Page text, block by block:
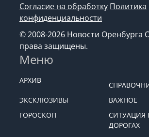
Согласие на обработку Политика
конфиденциальности
© 2008-2026 Новости Оренбурга
права защищены.
Меню
АРХИВ
ЭКСКЛЮЗИВЫ
ВАЖНОЕ
ГОРОСКОП
СИТУАЦИЯ
ДОРОГАХ